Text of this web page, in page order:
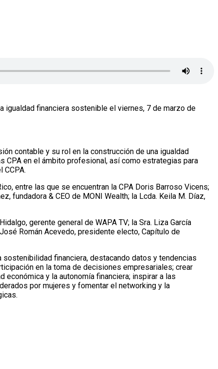
igualdad financiera sostenible el viernes, 7 de marzo de
contable y su rol en la construcción de una igualdad
en el ámbito profesional, así como estrategias para
CCPA.
entre las que se encuentran la CPA Doris Barroso Vicens;
fundadora & CEO de MONI Wealth; la Lcda. Keila M. Díaz,
gerente general de WAPA TV; la Sra. Liza García
Román Acevedo, presidente electo, Capítulo de
financiera, destacando datos y tendencias
en la toma de decisiones empresariales; crear
y la autonomía financiera; inspirar a las
por mujeres y fomentar el networking y la